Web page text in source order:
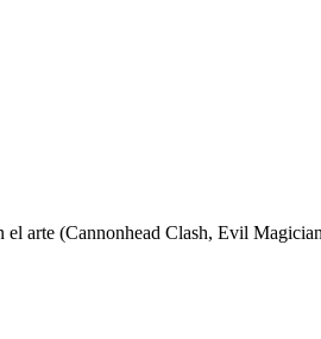
el arte (Cannonhead Clash, Evil